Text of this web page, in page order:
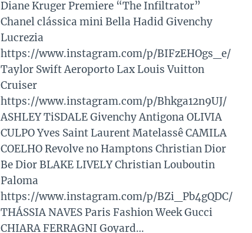
Diane Kruger Premiere “The Infiltrator”
Chanel clássica mini Bella Hadid Givenchy
Lucrezia
https://www.instagram.com/p/BIFzEHOgs_e/
Taylor Swift Aeroporto Lax Louis Vuitton
Cruiser
https://www.instagram.com/p/Bhkga12n9UJ/
ASHLEY TiSDALE Givenchy Antigona OLIVIA
CULPO Yves Saint Laurent Matelassê CAMILA
COELHO Revolve no Hamptons Christian Dior
Be Dior BLAKE LIVELY Christian Louboutin
Paloma
https://www.instagram.com/p/BZi_Pb4gQDC/
THÁSSIA NAVES Paris Fashion Week Gucci
CHIARA FERRAGNI Goyard…